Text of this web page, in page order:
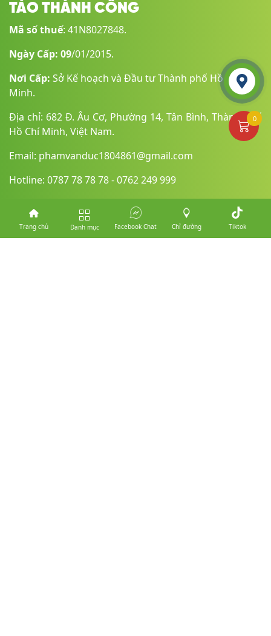
TÁO THÀNH CÔNG
Mã số thuế: 41N8027848.
Ngày Cấp: 09/01/2015.
Nơi Cấp: Sở Kế hoạch và Đầu tư Thành phố Hồ Chí
Minh.
Địa chỉ: 682 Đ. Âu Cơ, Phường 14, Tân Bình, Thành phố
Hồ Chí Minh, Việt Nam.
Email: phamvanduc1804861@gmail.com
Hotline: 0787 78 78 78 - 0762 249 999
Website: mobilethanhcong.vn
0
Liên hệ
Trang chủ Danh mục Facebook Chat Chỉ đường Tiktok